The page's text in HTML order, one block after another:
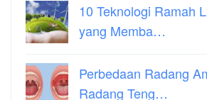
10 Teknologi Ramah
yang Memba…
Perbedaan Radang
Radang Teng…